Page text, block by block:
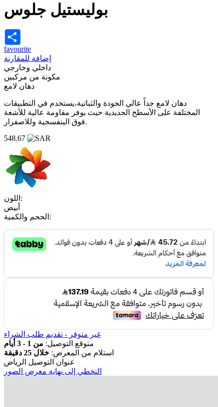
بوليستيل جلوس
favourite
إضافة للمقارنة
داخلي وخارجي
مكونة من مركبين
دهان لامع
دهان لامع جداً عالي الجودة والثباتية،يستخدم في التطبيقات
المختلفة على الأسطح الحديدية حيث يوفر مقاومة عالية للأشعة
فوق البنفسجية وللاصفرار.
548.67
اللون:
أبيض
الحجم والكمية:
غير متوفر - تقديم طلب الشراء
متوقع التوصيل: من 1 - 3 أيام
استلام من المعرض: خلال 25 دقيقة
عنوان التوصيل الرياض
التخطي إلى نهاية معرض الصور